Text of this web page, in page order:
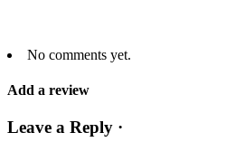
No comments yet.
Add a review
Leave a Reply ·